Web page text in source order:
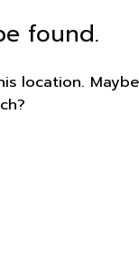
found.
location. Maybe